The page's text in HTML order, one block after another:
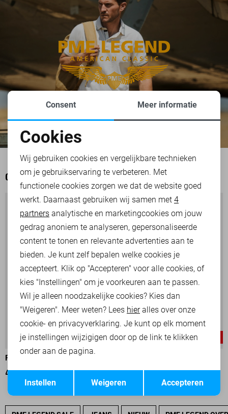
OOK HET BEKIJKEN WAARD
-30%
PME LEGEND OVERHEMD
49,00
Noodzakelijke cookies
Personalisatie cookies
Analytische cookies
Marketing cookies
Opslaan
Consent Meer informatie
Cookies
Wij gebruiken cookies en vergelijkbare technieken
om je gebruikservaring te verbeteren. Met
functionele cookies zorgen we dat de website goed
werkt. Daarnaast gebruiken wij samen met 4
partners analytische en marketingcookies om jouw
gedrag anoniem te analyseren, gepersonaliseerde
content te tonen en relevante advertenties aan te
bieden. Je kunt zelf bepalen welke cookies je
accepteert. Klik op "Accepteren" voor alle cookies, of
kies "Instellingen" om je voorkeuren aan te passen.
Wil je alleen noodzakelijke cookies? Kies dan
"Weigeren". Meer weten? Lees hieralles over onze
cookie- en privacyverklaring. Je kunt op elk moment
je instellingen wijzigigen door op de link te klikken
onder aan de pagina.
Accepteren
Weigeren
Instellen